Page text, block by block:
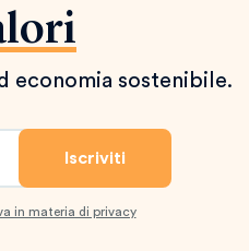
economia sostenibile.
in materia di privacy